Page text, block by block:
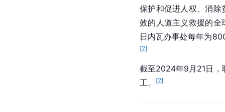
保护和促进人权、消除
效的人道主义救援的全
日内瓦办事处每年为
[2]
截至2024年9月21日，
工。
[2]